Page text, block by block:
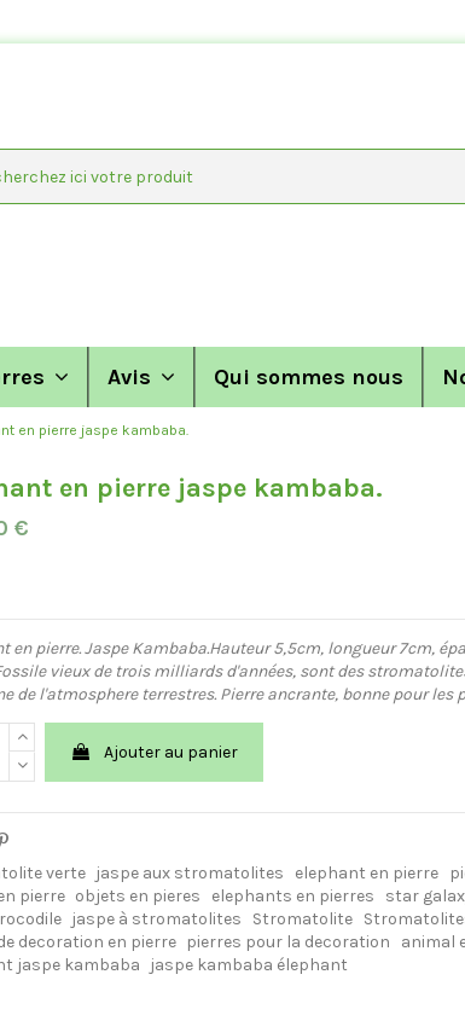
Avis Qui sommes nous
en pierre jaspe kambaba.
en pierre jaspe kambaba.
€
en pierre. Jaspe Kambaba.Hauteur 5,5cm, longueur 7cm,
vieux de trois milliards d'années, sont des
de l'atmosphere terrestres. Pierre ancrante, bonne pour les
Ajouter au panier
verte jaspe aux stromatolites elephant en pierre
pierre objets en pieres elephants en pierres star
jaspe à stromatolites Stromatolite
decoration en pierre
pierres pour la decoration animal
jaspe kambaba
jaspe kambaba élephant